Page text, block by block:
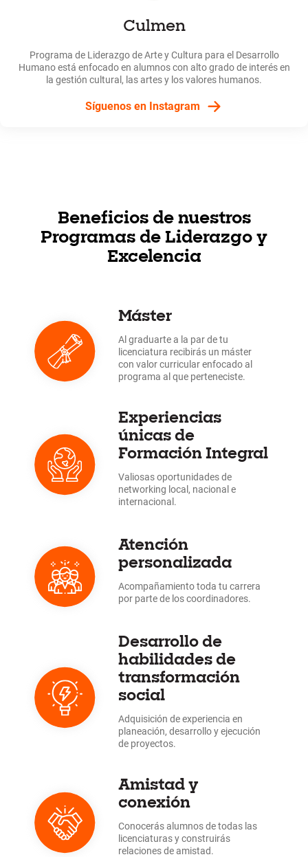
Culmen
Programa de Liderazgo de Arte y Cultura para el Desarrollo
Humano está enfocado en alumnos con alto grado de interés en
la gestión cultural, las artes y los valores humanos.
Síguenos en Instagram
Beneficios de nuestros
Programas de Liderazgo y
Excelencia
Máster
Al graduarte a la par de tu
licenciatura recibirás un máster
con valor curricular enfocado al
programa al que perteneciste.
Experiencias
únicas de
Formación Integral
Valiosas oportunidades de
networking local, nacional e
internacional.
Atención
personalizada
Acompañamiento toda tu carrera
por parte de los coordinadores.
Desarrollo de
habilidades de
transformación
social
Adquisición de experiencia en
planeación, desarrollo y ejecución
de proyectos.
Amistad y
conexión
Conocerás alumnos de todas las
licenciaturas y construirás
relaciones de amistad.